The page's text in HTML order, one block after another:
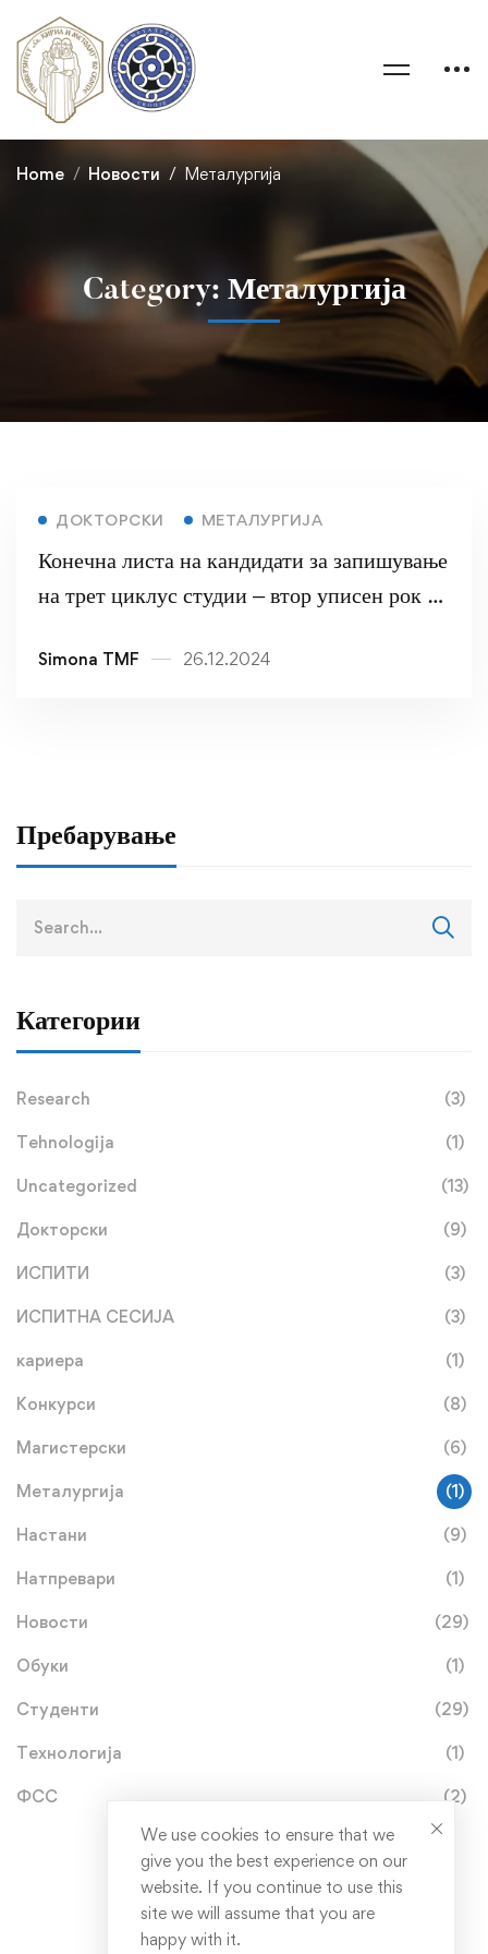
Home Новости Металургија
Category: Металургија
ДОКТОРСКИ МЕТАЛУРГИЈА
Конечна листа на кандидати за запишување
на трет циклус студии – втор уписен рок –
Simona TMF 26.12.2024
Пребарување
Категории
Research (3)
Tehnologija (1)
Uncategorized (13)
Докторски (9)
ИСПИТИ (3)
ИСПИТНА СЕСИЈА (3)
кариера (1)
Конкурси (8)
Магистерски (6)
Металургија (1)
Настани (9)
Натпревари (1)
Новости (29)
Обуки (1)
Студенти (29)
Технологија (1)
ФСС
(2)
We use cookies to ensure that we
give you the best experience on our
website. If you continue to use this
site we will assume that you are
happy with it.